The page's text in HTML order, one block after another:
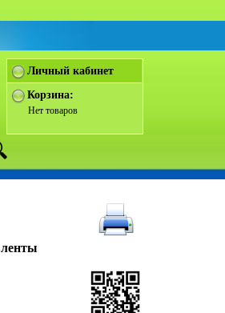
Личный кабинет
Корзина:
Нет товаров